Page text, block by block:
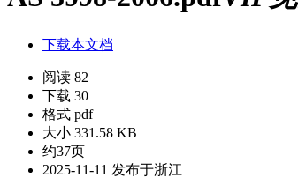
下载本文档
阅读 82
下载 30
格式 pdf
大小 331.58 KB
约37页
2025-11-11 发布于浙江